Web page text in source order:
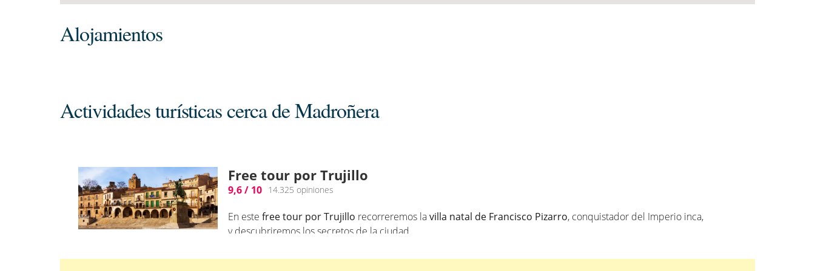
Alojamientos
Actividades turísticas cerca de Madroñera